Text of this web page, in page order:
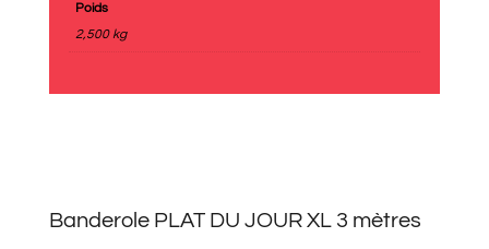
Poids
2,500 kg
Banderole PLAT DU JOUR XL 3 mètres